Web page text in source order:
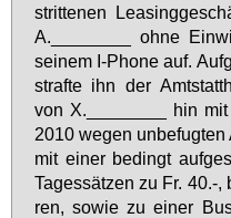
strit­te­nen
A.________ oh­ne
sei­nem I-Pho­ne auf.
straf­te ihn der
von X.________ hin
2010 we­gen
mit ei­ner be­dingt
Ta­ges­sät­zen zu Fr. 40.-
ren, so­wie zu ei­ner